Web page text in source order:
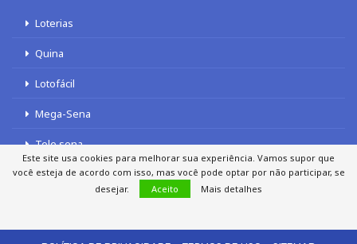
Loterias
Quina
Lotofácil
Mega-Sena
Tele sena
Este site usa cookies para melhorar sua experiência. Vamos supor que
você esteja de acordo com isso, mas você pode optar por não participar, se
desejar.
Aceito Mais detalhes